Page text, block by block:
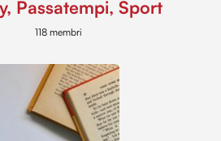
Passatempi, Sport
118 membri